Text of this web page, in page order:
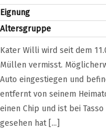
Eignung
Altersgruppe
Kater Willi wird seit dem
Müllen vermisst.
Auto eingestiegen und
entfernt von seinem
einen Chip und ist bei
gesehen hat [...]